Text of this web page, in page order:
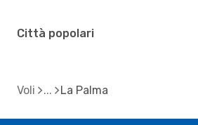
Città popolari
Voli La Palma